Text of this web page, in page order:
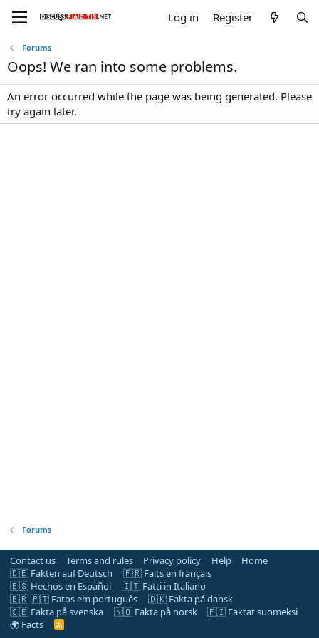
Log in Register
Forums
Oops! We ran into some problems.
An error occurred while the page was being generated. Please
try again later.
Forums
Contact us Terms and rules Privacy policy Help
Home
🇩🇪 Fakten auf Deutsch
🇫🇷 Faits en français
🇪🇸 Hechos en Español
🇮🇹 Fatti in Italiano
🇧🇷 🇵🇹 Fatos em português
🇩🇰 Fakta på dansk
🇸🇪 Fakta på svenska
🇳🇴 Fakta på norsk
🇫🇮 Faktat suomeksi
🌍 Facts
R